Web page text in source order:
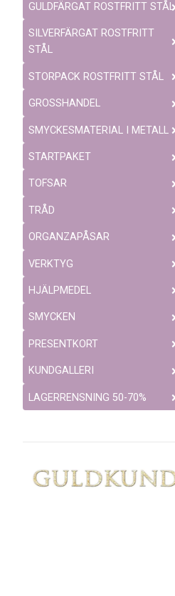
GULDFÄRGAT ROSTFRITT STÅL
SILVERFÄRGAT ROSTFRITT
STÅL
STORPACK ROSTFRITT STÅL
GROSSHANDEL
SMYCKESMATERIAL I METALL
STARTPAKET
TOFSAR
TRÅD
ORGANZAPÅSAR
VERKTYG
HJÄLPMEDEL
SMYCKEN
PRESENTKORT
KUNDGALLERI
LAGERRENSNING 50-70%